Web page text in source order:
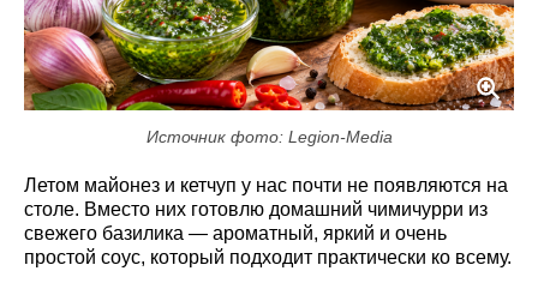
Источник фото: Legion-Media
Летом майонез и кетчуп у нас почти не появляются на
столе. Вместо них готовлю домашний чимичурри из
свежего базилика — ароматный, яркий и очень
простой соус, который подходит практически ко всему.